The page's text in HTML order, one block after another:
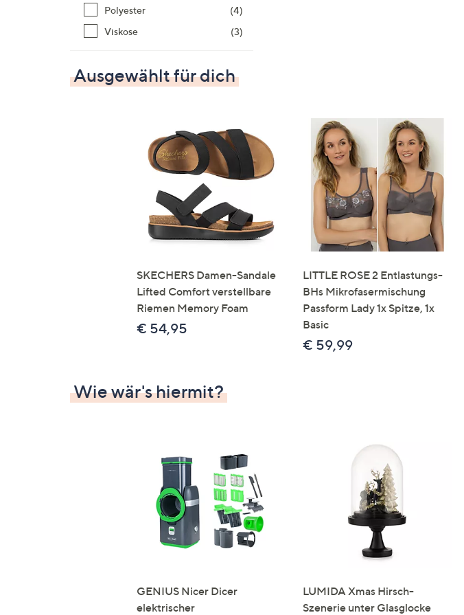
Polyester
(4)
Viskose
(3)
Ausgewählt für dich
SKECHERS Damen-Sandale
Lifted Comfort verstellbare
Riemen Memory Foam
€ 54,95
LITTLE ROSE 2 Entlastungs-
BHs Mikrofasermischung
Passform Lady 1x Spitze, 1x
Basic
€ 59,99
Wie wär's hiermit?
GENIUS Nicer Dicer
elektrischer
LUMIDA Xmas Hirsch-
Szenerie unter Glasglocke